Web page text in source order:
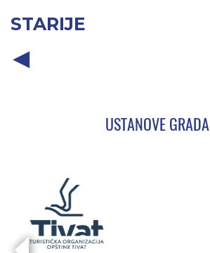
STARIJE
USTANOVE GRADA